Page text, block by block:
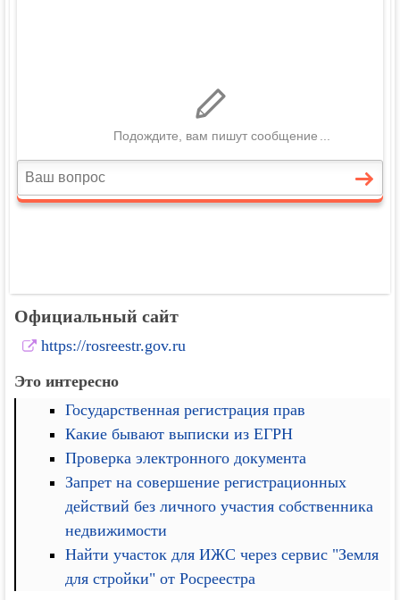
Официальный сайт
https://rosreestr.gov.ru
Это интересно
Государственная регистрация прав
Какие бывают выписки из ЕГРН
Проверка электронного документа
Запрет на совершение регистрационных
действий без личного участия собственника
недвижимости
Найти участок для ИЖС через сервис "Земля
для стройки" от Росреестра